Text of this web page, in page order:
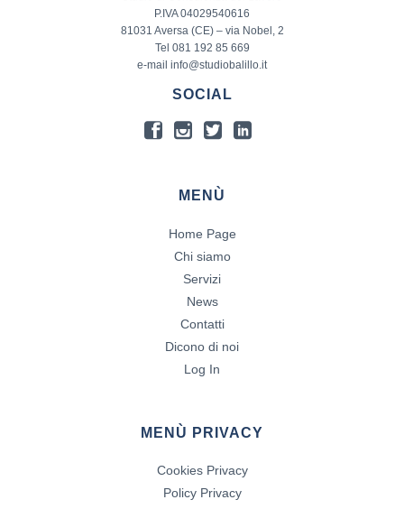
P.IVA 04029540616
81031 Aversa (CE) – via Nobel, 2
Tel 081 192 85 669
e-mail info@studiobalillo.it
SOCIAL
MENÙ
Home Page
Chi siamo
Servizi
News
Contatti
Dicono di noi
Log In
MENÙ PRIVACY
Cookies Privacy
Policy Privacy